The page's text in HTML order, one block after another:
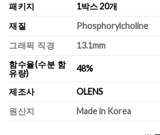
패키지
1박스 20개
재질
Phosphorylcholine
그래픽 직경
13.1mm
함수율(수분 함
유량)
48%
제조사
OLENS
원산지
Made in Korea